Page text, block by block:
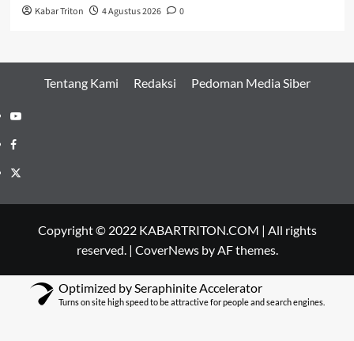
Kabar Triton 4 Agustus 2026 0
Tentang Kami Redaksi Pedoman Media Siber
Youtube
Facebook
Twitter
Copyright © 2022 KABARTRITON.COM | All rights
reserved. | CoverNewsby AF themes.
Optimized by Seraphinite Accelerator
Turns on site high speed to be attractive for people and search engines.